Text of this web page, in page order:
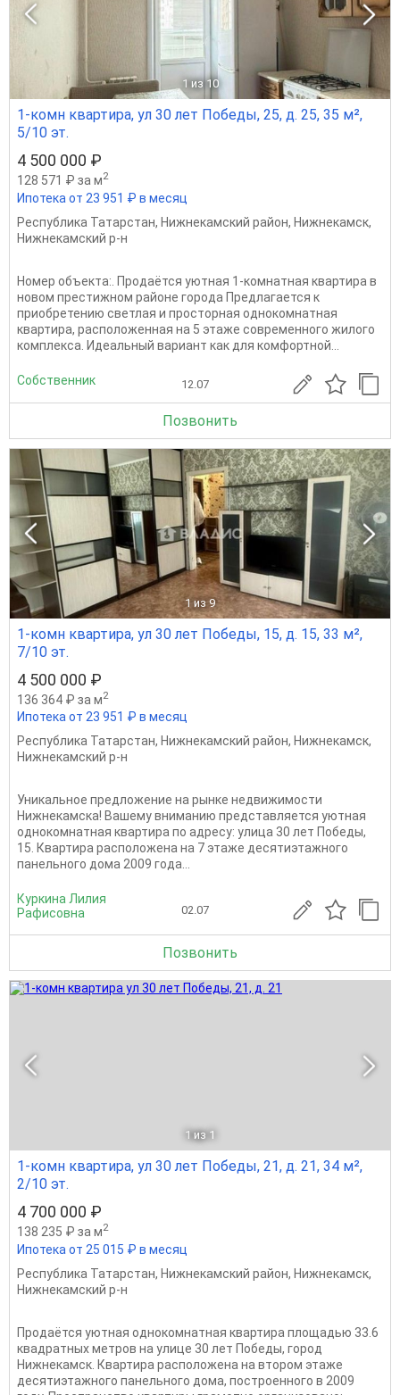
1 из 10
1-комн квартира, ул 30 лет Победы, 25, д. 25, 35 м²,
5/10 эт.
4 500 000 ₽
128 571 ₽ за м2
Ипотека от 23 951 ₽ в месяц
Республика Татарстан, Нижнекамский район, Нижнекамск,
Нижнекамский р-н
Номер объекта:. Продаётся уютная 1-комнатная квартира в
новом престижном районе города Предлагается к
приобретению светлая и просторная однокомнатная
квартира, расположенная на 5 этаже современного жилого
комплекса. Идеальный вариант как для комфортной...
Собственник 12.07
Позвонить
1 из 9
1-комн квартира, ул 30 лет Победы, 15, д. 15, 33 м²,
7/10 эт.
4 500 000 ₽
136 364 ₽ за м2
Ипотека от 23 951 ₽ в месяц
Республика Татарстан, Нижнекамский район, Нижнекамск,
Нижнекамский р-н
Уникальное предложение на рынке недвижимости
Нижнекамска! Вашему вниманию представляется уютная
однокомнатная квартира по адресу: улица 30 лет Победы,
15. Квартира расположена на 7 этаже десятиэтажного
панельного дома 2009 года...
Куркина Лилия
Рафисовна
02.07
Позвонить
1 из 1
1-комн квартира, ул 30 лет Победы, 21, д. 21, 34 м²,
2/10 эт.
4 700 000 ₽
138 235 ₽ за м2
Ипотека от 25 015 ₽ в месяц
Республика Татарстан, Нижнекамский район, Нижнекамск,
Нижнекамский р-н
Продаётся уютная однокомнатная квартира площадью 33.6
квадратных метров на улице 30 лет Победы, город
Нижнекамск. Квартира расположена на втором этаже
десятиэтажного панельного дома, построенного в 2009